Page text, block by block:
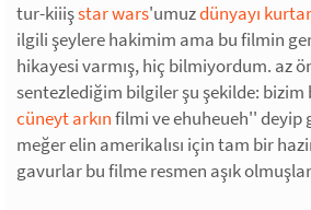
tur-kiiişstar wars'umuzdünyayı
ilgili şeylere hakimim ama bu filmin
hikayesi varmış, hiç bilmiyordum. az
sentezlediğim bilgiler şu şekilde:
cüneyt arkınfilmi ve ehuheueh'' deyip
meğer elin amerikalısı için tam bir
gavurlar bu filme resmen aşık